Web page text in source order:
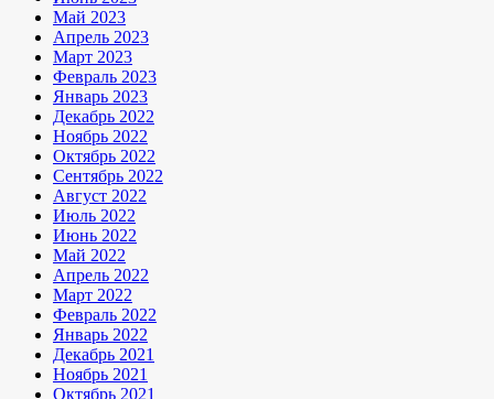
Май 2023
Апрель 2023
Март 2023
Февраль 2023
Январь 2023
Декабрь 2022
Ноябрь 2022
Октябрь 2022
Сентябрь 2022
Август 2022
Июль 2022
Июнь 2022
Май 2022
Апрель 2022
Март 2022
Февраль 2022
Январь 2022
Декабрь 2021
Ноябрь 2021
Октябрь 2021